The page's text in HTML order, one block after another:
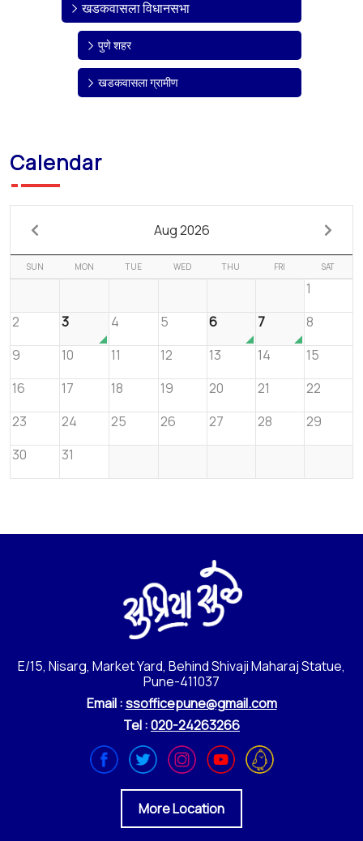
खडकवासला विधानसभा
पुणे शहर
खडकवासला ग्रामीण
Calendar
Aug 2026
SUN MON TUE WED THU FRI SAT
1
2
3 4 5 6 7
8
9
10 11 12 13 14
15
16
17 18 19 20 21
22
23
24 25 26 27 28
29
30
31
E/15, Nisarg, Market Yard, Behind Shivaji Maharaj Statue,
Pune-411037
Email :ssofficepune@gmail.com
Tel :020-24263266
More Location